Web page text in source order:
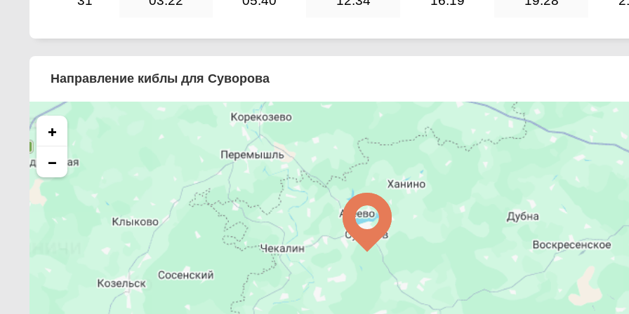
Направление киблы для Суворова
+
−